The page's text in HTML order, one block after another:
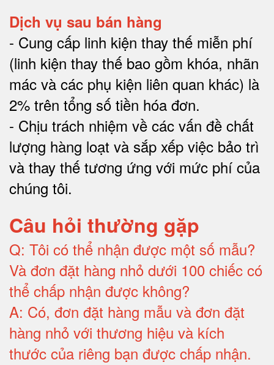
Dịch vụ sau bán hàng
- Cung cấp linh kiện thay thế miễn phí
(linh kiện thay thế bao gồm khóa, nhãn
mác và các phụ kiện liên quan khác) là
2% trên tổng số tiền hóa đơn.
- Chịu trách nhiệm về các vấn đề chất
lượng hàng loạt và sắp xếp việc bảo trì
và thay thế tương ứng với mức phí của
chúng tôi.
Câu hỏi thường gặp
Q: Tôi có thể nhận được một số mẫu?
Và đơn đặt hàng nhỏ dưới 100 chiếc có
thể chấp nhận được không?
A: Có, đơn đặt hàng mẫu và đơn đặt
hàng nhỏ với thương hiệu và kích
thước của riêng bạn được chấp nhận.